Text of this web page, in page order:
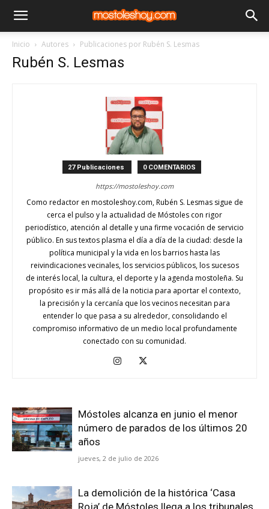
Inicio Autores Publicaciones por Rubén S. Lesmas
Rubén S. Lesmas
27 Publicaciones 0 COMENTARIOS
https://mostoleshoy.com
Como redactor en mostoleshoy.com, Rubén S. Lesmas sigue de
cerca el pulso y la actualidad de Móstoles con rigor
periodístico, atención al detalle y una firme vocación de servicio
público. En sus textos plasma el día a día de la ciudad: desde la
política municipal y la vida en los barrios hasta las
reivindicaciones vecinales, los servicios públicos, los sucesos
de interés local, la cultura, el deporte y la agenda mostoleña. Su
propósito es ir más allá de la noticia para aportar el contexto,
la precisión y la cercanía que los vecinos necesitan para
entender lo que pasa a su alrededor, consolidando el
compromiso informativo de un medio local profundamente
conectado con su comunidad.
Móstoles alcanza en junio el menor
número de parados de los últimos 20
años
jueves, 2 de julio de 2026
La demolición de la histórica ‘Casa
Roja’ de Móstoles llega a los tribunales